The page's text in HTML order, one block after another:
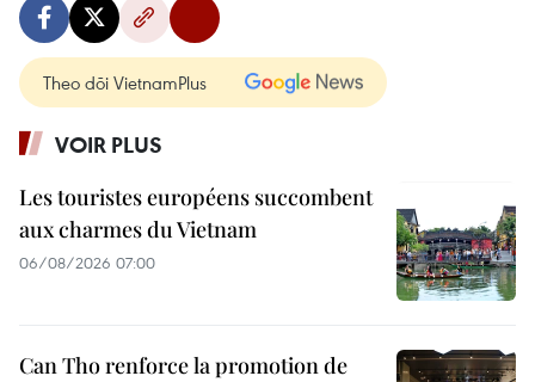
Theo dõi VietnamPlus
VOIR PLUS
Les touristes européens succombent
aux charmes du Vietnam
06/08/2026 07:00
Can Tho renforce la promotion de